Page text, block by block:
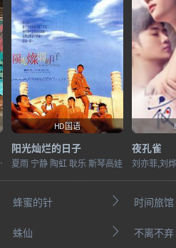
,海佟
HD国语
阳光灿烂的日子
夏雨 宁静 陶虹 耿乐 斯琴高娃
夜孔雀
刘亦菲,刘
蜂蜜的针 时间旅馆
蛛仙 不离不弃